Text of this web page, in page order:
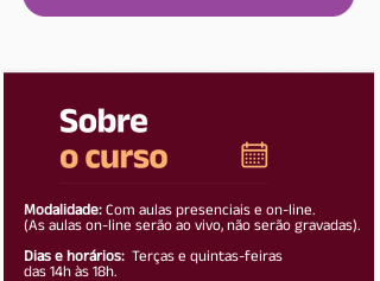
Modalidade: Com aulas presenciais e on-line.
(As aulas on-line serão ao vivo, não serão gravadas).
Dias e horários: Terças e quintas-feiras
das 14h às 18h.